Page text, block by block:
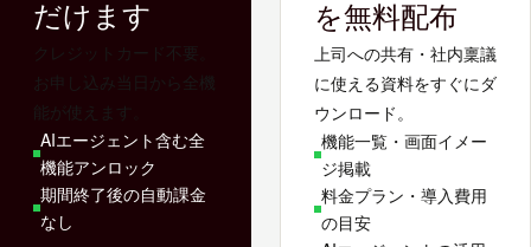
だけます
クレジットカード不要。
お申し込み当日から全機
能が使えます。
AIエージェント含む全
機能アンロック
期間終了後の自動課金
なし
を無料配布
上司への共有・社内稟議
に使える資料をすぐにダ
ウンロード。
機能一覧・画面イメー
ジ掲載
料金プラン・導入費用
の目安